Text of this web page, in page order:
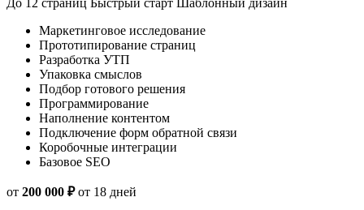
Маркетинговое исследование
Прототипирование страниц
Разработка УТП
Упаковка смыслов
Подбор готового решения
Программирование
Наполнение контентом
Подключение форм обратной связи
Коробочные интеграции
Базовое SEO
200 000 ₽от 18 дней